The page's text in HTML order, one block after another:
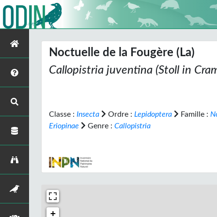
Noctuelle de la Fougère (La)
Callopistria juventina (Stoll in
Classe : Insecta Ordre : Lepidoptera Famille :
Eriopinae
Genre : Callopistria
+